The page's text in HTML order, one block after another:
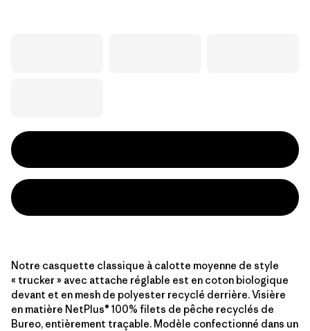
Notre casquette classique à calotte moyenne de style
« trucker » avec attache réglable est en coton biologique
devant et en mesh de polyester recyclé derrière. Visière
en matière NetPlus® 100% filets de pêche recyclés de
Bureo, entièrement traçable. Modèle confectionné dans un